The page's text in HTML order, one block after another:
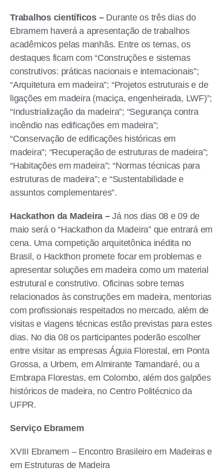
Trabalhos científicos –Durante os três dias do
Ebramem haverá a apresentação de trabalhos
acadêmicos pelas manhãs. Entre os temas, os
destaques ficam com “Construções e sistemas
construtivos: práticas nacionais e internacionais”;
“Arquitetura em madeira”; “Projetos estruturais e de
ligações em madeira (maciça, engenheirada, LWF)”;
“Industrialização da madeira”; “Segurança contra
incêndio nas edificações em madeira”;
“Conservação de edificações históricas em
madeira”; “Recuperação de estruturas de madeira”;
“Habitações em madeira”; “Normas técnicas para
estruturas de madeira”; e “Sustentabilidade e
assuntos complementares”.
Hackathon da Madeira –Já nos dias 08 e 09 de
maio será o “Hackathon da Madeira” que entrará em
cena. Uma competição arquitetônica inédita no
Brasil, o Hackthon promete focar em problemas e
apresentar soluções em madeira como um material
estrutural e construtivo. Oficinas sobre temas
relacionados às construções em madeira, mentorias
com profissionais respeitados no mercado, além de
visitas e viagens técnicas estão previstas para estes
dias. No dia 08 os participantes poderão escolher
entre visitar as empresas Águia Florestal, em Ponta
Grossa, a Urbem, em Almirante Tamandaré, ou a
Embrapa Florestas, em Colombo, além dos galpões
históricos de madeira, no Centro Politécnico da
UFPR.
Serviço Ebramem
XVIII Ebramem – Encontro Brasileiro em Madeiras e
em Estruturas de Madeira